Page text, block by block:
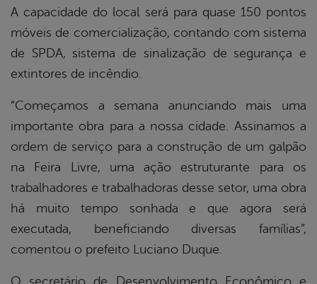
A capacidade do local será para quase 150 pontos
móveis de comercialização, contando com sistema
de SPDA, sistema de sinalização de segurança e
extintores de incêndio.
“Começamos a semana anunciando mais uma
importante obra para a nossa cidade. Assinamos a
ordem de serviço para a construção de um galpão
na Feira Livre, uma ação estruturante para os
trabalhadores e trabalhadoras desse setor, uma obra
há muito tempo sonhada e que agora será
executada, beneficiando diversas famílias”,
comentou o prefeito Luciano Duque.